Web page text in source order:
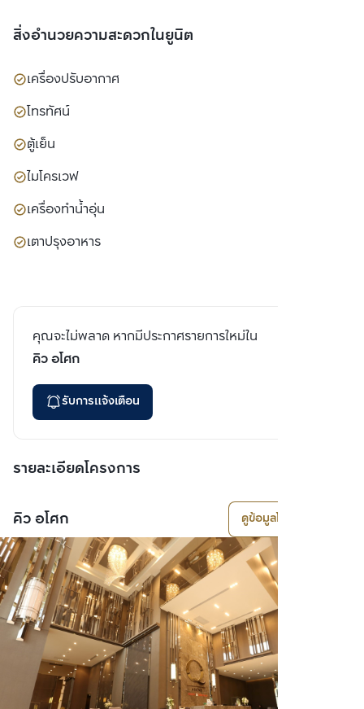
สิ่งอำนวยความสะดวกในยูนิต
เครื่องปรับอากาศ
โทรทัศน์
ตู้เย็น
ไมโครเวฟ
เครื่องทำน้ำอุ่น
เตาปรุงอาหาร
คุณจะไม่พลาด หากมีประกาศรายการใหม่ใน
คิว อโศก
รับการแจ้งเตือน
รายละเอียดโครงการ
คิว อโศก ดูข้อมูลโครงการ